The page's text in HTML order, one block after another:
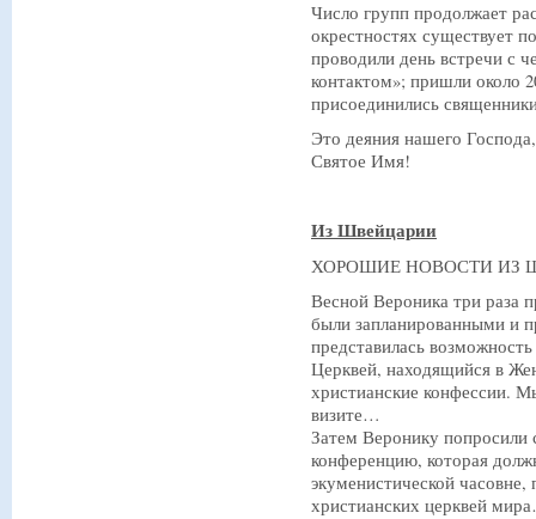
Число групп продолжает
окрестностях существует
проводили день встречи с
контактом»; пришли около
присоединились
Это деяния нашего
Святое Имя!
Из Швейцарии
ХОРОШИЕ НОВОСТИ ИЗ
Весной Вероника три раза
были запланированными и
представилась
Церквей, находящийся в
христианские конфессии.
визите…
Затем Веронику попросили
конференцию, которая
экуменистической
христианских церквей